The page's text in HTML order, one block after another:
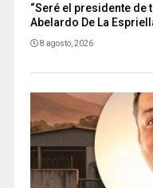
“Seré el presidente de
Abelardo De La
8 agosto, 2026